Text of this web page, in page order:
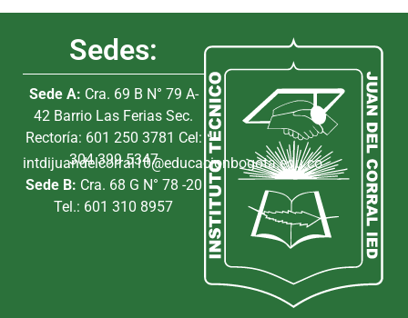
Sedes:
Sede A: Cra. 69 B N° 79 A-
42 Barrio Las Ferias Sec.
Rectoría: 601 250 3781 Cel:
304 399 5347
intdijuandelcorral10@educacionbogota.edu.co
Sede B: Cra. 68 G N° 78 -20
Tel.: 601 310 8957